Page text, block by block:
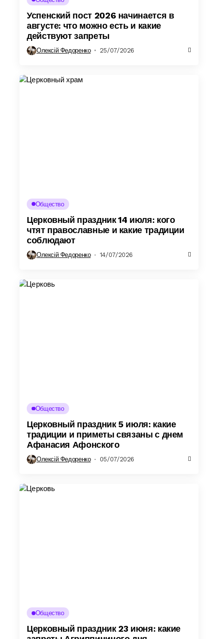
Успенский пост 2026 начинается в
августе: что можно есть и какие
действуют запреты
Олексій Федоренко 25/07/2026
Общество
Церковный праздник 14 июля: кого
чтят православные и какие традиции
соблюдают
Олексій Федоренко 14/07/2026
Общество
Церковный праздник 5 июля: какие
традиции и приметы связаны с днем
Афанасия Афонского
Олексій Федоренко 05/07/2026
Общество
Церковный праздник 23 июня: какие